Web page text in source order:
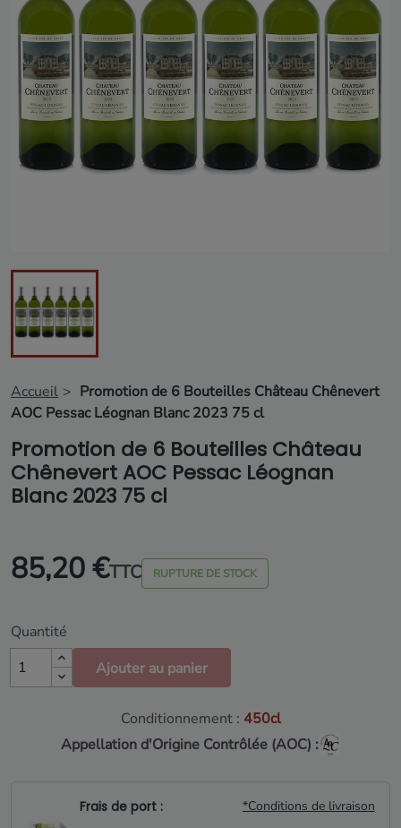
Accueil
Promotion de 6 Bouteilles Château Chênevert
AOC Pessac Léognan Blanc 2023 75 cl
Promotion de 6 Bouteilles Château
Chênevert AOC Pessac Léognan
Blanc 2023 75 cl
85,20 €TTC RUPTURE DE STOCK
Quantité
Ajouter au panier
Conditionnement : 450cl
Appellation d'Origine Contrôlée (AOC) :
Frais de port :
*Conditions de livraison